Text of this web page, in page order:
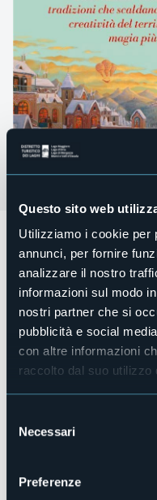
Questo sito web
Utilizziamo i cookie per
annunci, per fornire
analizzare il nostro
informazioni sul modo
nostri partner che si
pubblicità e social
con altre informazioni
raccolto dal suo utilizzo
delNecessari
Preferenze
Domenica 14 dicembre
tutta la giornata più di
percorso da non
natalizi, dolci e
enogastronomici del
Organizzatore
Arti e Sapori di Nord Ovest
Piazza del Popolo
+39 349 560 8408
info@prolocoarona.it